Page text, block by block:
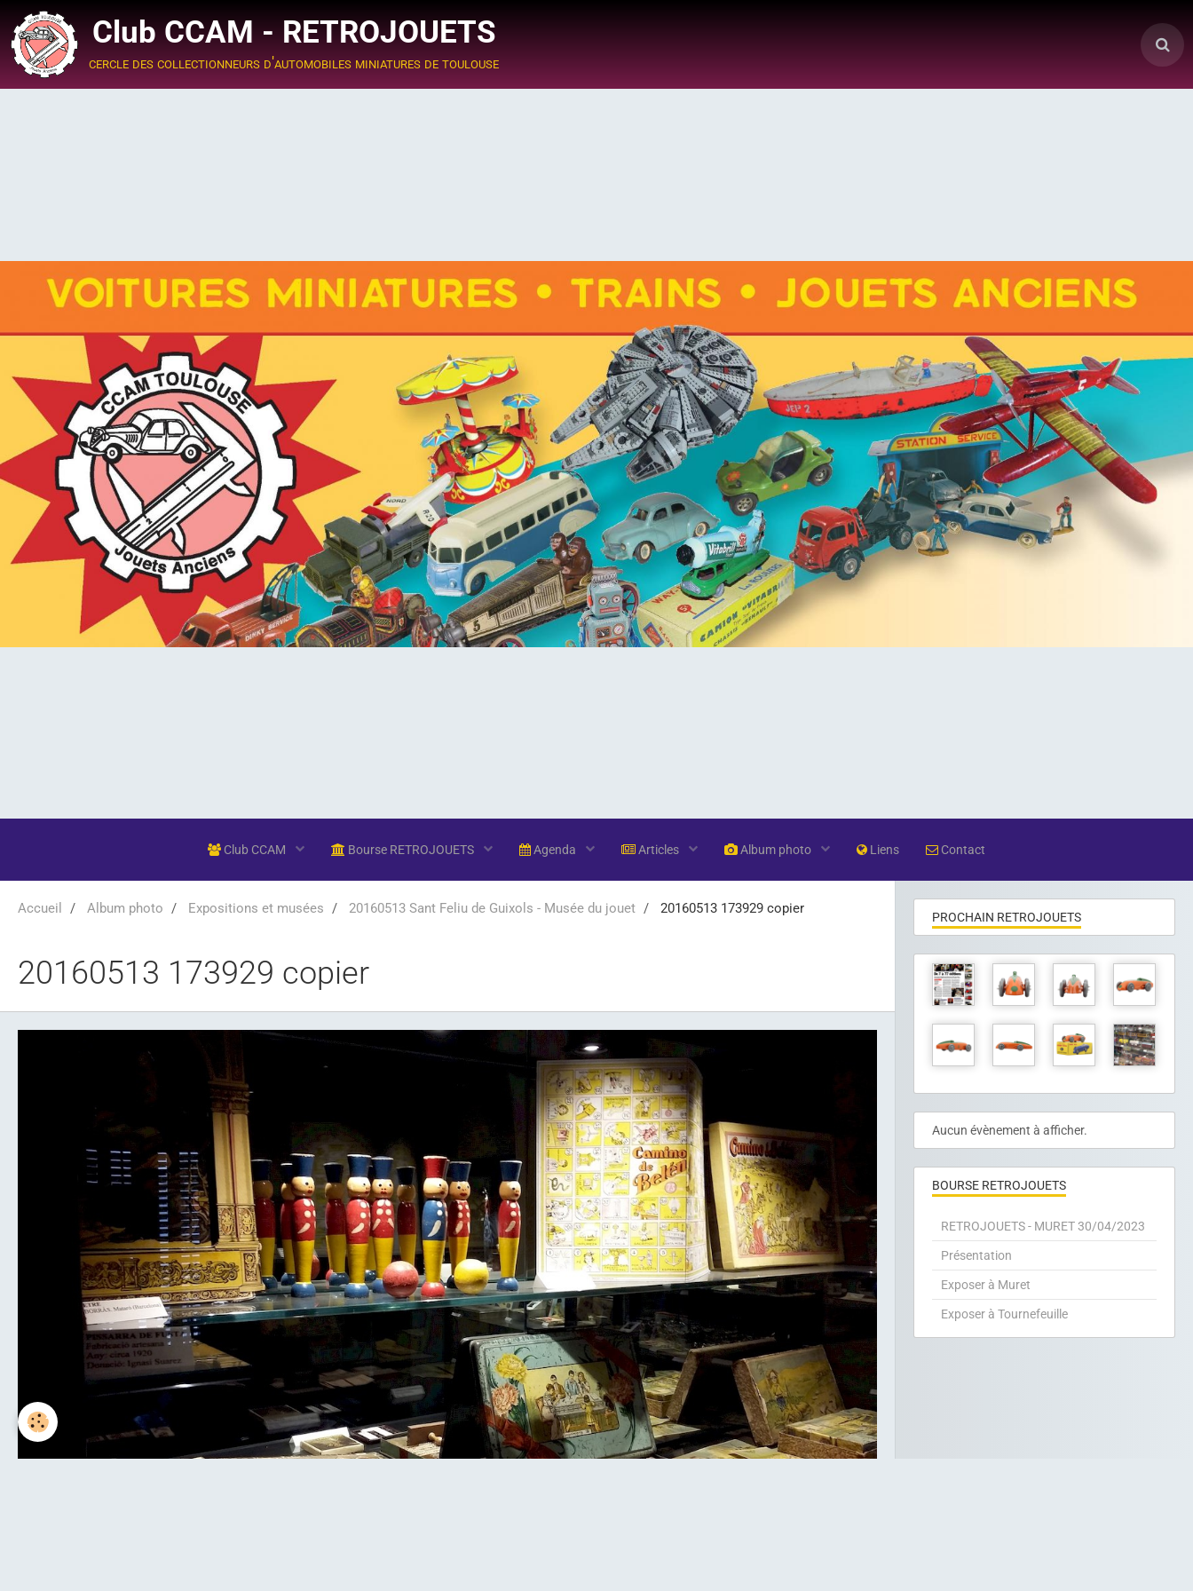
Club CCAM - RETROJOUETS
cercle des collectionneurs d'automobiles miniatures de toulouse
Club CCAM Bourse RETROJOUETS Agenda Articles Album photo Liens Contact
Accueil Album photo Expositions et musées 20160513 Sant Feliu de Guixols - Musée du jouet 20160513 173929 copier
20160513 173929 copier
PROCHAIN RETROJOUETS
Aucun évènement à afficher.
BOURSE RETROJOUETS
RETROJOUETS - MURET 30/04/2023
Présentation
Exposer à Muret
Exposer à Tournefeuille